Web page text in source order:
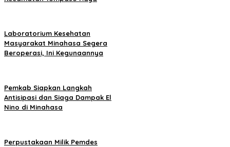
Laboratorium Kesehatan
Masyarakat Minahasa Segera
Beroperasi, Ini Kegunaannya
Pemkab Siapkan Langkah
Antisipasi dan Siaga Dampak El
Nino di Minahasa
Perpustakaan Milik Pemdes